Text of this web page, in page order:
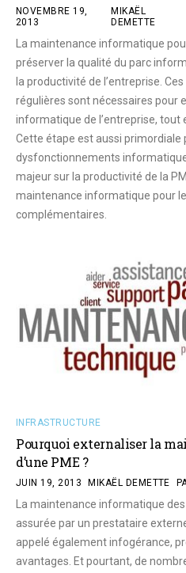
NOVEMBRE 19,
2013
MIKAËL
DEMETTE
La maintenance informatique
préserver la qualité du parc
la productivité de l’entreprise.
régulières sont nécessaires pour
informatique de l’entreprise,
Cette étape est aussi primordiale
dysfonctionnements
majeur sur la productivité de la
maintenance informatique pour
complémentaires.
INFRASTRUCTURE
Pourquoi externaliser la
d’une PME ?
JUIN 19, 2013 MIKAËL DEMETTE
La maintenance informatique
assurée par un prestataire
appelé également infogérance,
avantages. Et pourtant, de